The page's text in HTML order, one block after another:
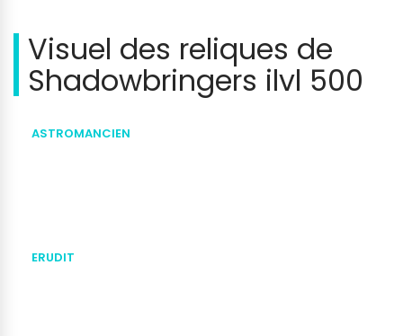
Visuel des reliques de
Shadowbringers ilvl 500
ASTROMANCIEN
ERUDIT